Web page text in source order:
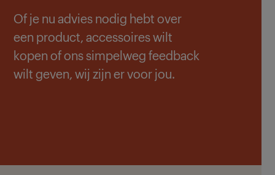
Of je nu advies nodig hebt over
een product, accessoires wilt
kopen of ons simpelweg feedback
wilt geven, wij zijn er voor jou.